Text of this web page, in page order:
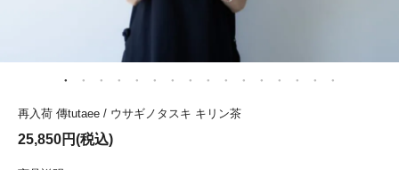
再入荷 傳tutaee / ウサギノタスキ キリン茶
25,850円(税込)